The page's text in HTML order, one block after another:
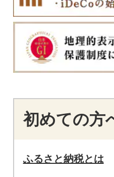
初めての方
ふるさと納税とは